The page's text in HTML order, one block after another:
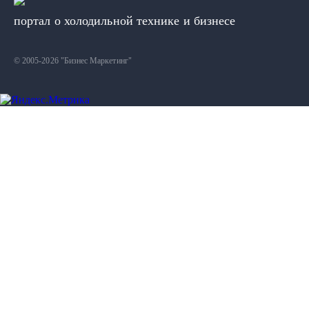
R404.
портал о холодильной технике и бизнесе
© 2005-2026 "Бизнес Маркетинг"